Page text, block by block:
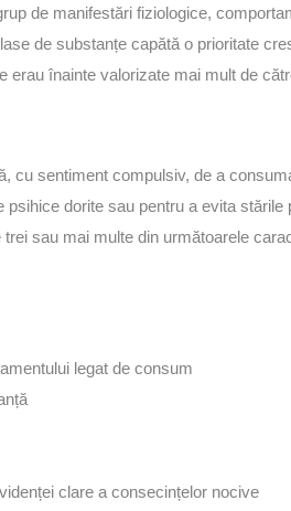
de manifestări fiziologice,
de substanțe capătă o prioritate
erau înainte valorizate mai mult de
cu sentiment compulsiv, de a
dorite sau pentru a evita stările
sau mai multe din următoarele
legat de consum
clare a consecințelor nocive